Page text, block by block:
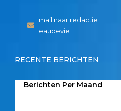
mail naar redactie
eaudevie
RECENTE BERICHTEN
Berichten Per Maand